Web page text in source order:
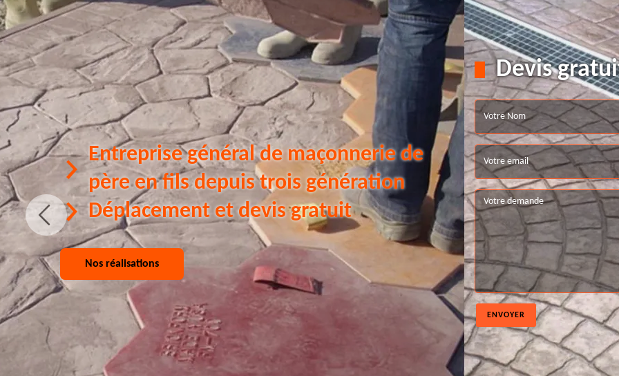
Entreprise général de maçonnerie de
père en fils depuis trois génération
Déplacement et devis gratuit
Nos réalisations
Devis